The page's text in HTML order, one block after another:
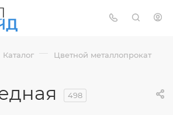
Каталог — Цветной металлопрокат
498